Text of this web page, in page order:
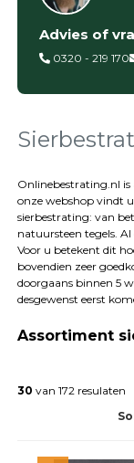
Categorieën
Betontegels
tegels
Natuursteen
Terrastegels
Tuintegels
Stoeptegels
Buitentegels
Balkontegels
Sierbestrating
Gebakken
Strakke
Advies of
0320 - 219 170
Onlinebestrating.nl is
onze webshop vindt
sierbestrating: van
natuursteen tegels.
Voor u betekent dit
bovendien zeer
doorgaans binnen 5
desgewenst eerst
Assortiment
30 van 172 resulaten